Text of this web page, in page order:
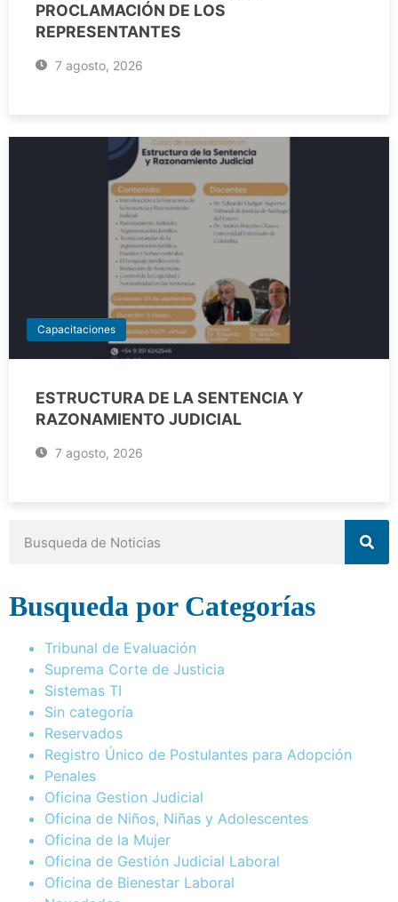
PROCLAMACIÓN DE LOS
REPRESENTANTES
7 agosto, 2026
Capacitaciones
ESTRUCTURA DE LA SENTENCIA Y
RAZONAMIENTO JUDICIAL
7 agosto, 2026
Busqueda por Categorías
Tribunal de Evaluación
Suprema Corte de Justicia
Sistemas TI
Sin categoría
Reservados
Registro Único de Postulantes para Adopción
Penales
Oficina Gestion Judicial
Oficina de Niños, Niñas y Adolescentes
Oficina de la Mujer
Oficina de Gestión Judicial Laboral
Oficina de Bienestar Laboral